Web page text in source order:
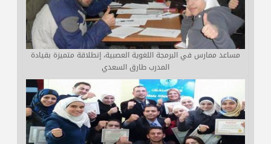
مساعد ممارس في البرمجة اللغوية العصبية، إنطلاقة متميزة بقيادة
المدرب طارق السعدي